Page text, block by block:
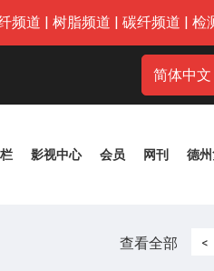
频道 | 树脂频道 | 碳纤频道 | 检
简体中文
影视中心 会员 网刊 德
查看全部 <